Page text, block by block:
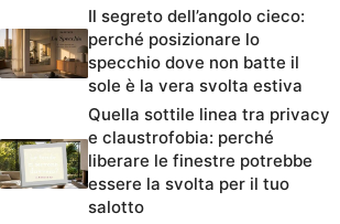
Il segreto dell’angolo cieco:
perché posizionare lo
specchio dove non batte il
sole è la vera svolta estiva
Quella sottile linea tra privacy
e claustrofobia: perché
liberare le finestre potrebbe
essere la svolta per il tuo
salotto